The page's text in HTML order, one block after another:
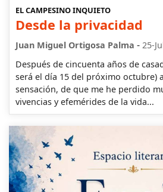
EL CAMPESINO INQUIETO
Desde la privacidad
Juan Miguel Ortigosa Palma - 25-
Después de cincuenta años de
será el día 15 del próximo octubre)
sensación, de que me he perdido
vivencias y efemérides de la vida...